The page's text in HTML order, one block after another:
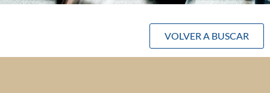
VOLVER A BUSCAR